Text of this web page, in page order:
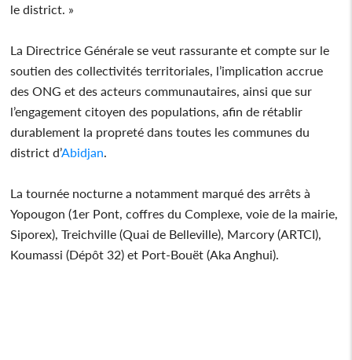
le district. »
La Directrice Générale se veut rassurante et compte sur le
soutien des collectivités territoriales, l’implication accrue
des ONG et des acteurs communautaires, ainsi que sur
l’engagement citoyen des populations, afin de rétablir
durablement la propreté dans toutes les communes du
district d’Abidjan
La tournée nocturne a notamment marqué des arrêts à
Yopougon (1er Pont, coffres du Complexe, voie de la mairie,
Siporex), Treichville (Quai de Belleville), Marcory (ARTCI),
Koumassi (Dépôt 32) et Port-Bouët (Aka Anghui).